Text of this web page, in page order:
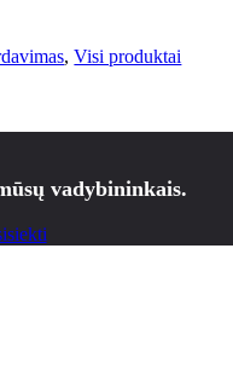
,Visi produktai
vadybininkais.